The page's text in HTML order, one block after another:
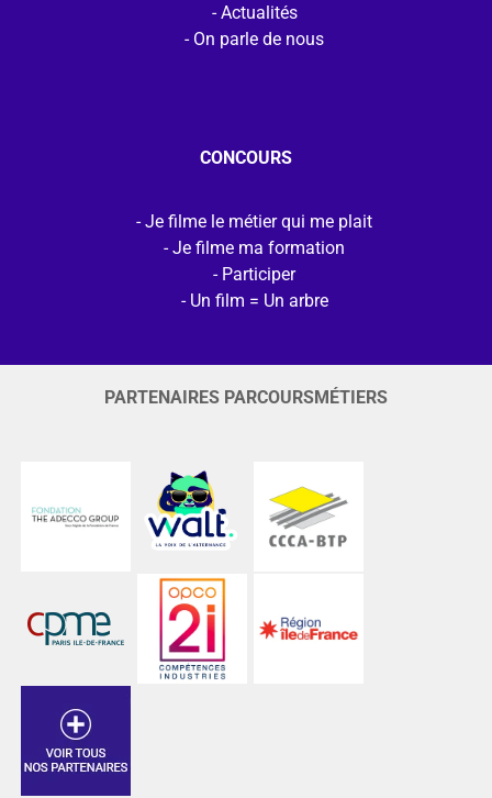
Actualités
On parle de nous
CONCOURS
Je filme le métier qui me plait
Je filme ma formation
Participer
Un film = Un arbre
PARTENAIRES PARCOURSMÉTIERS